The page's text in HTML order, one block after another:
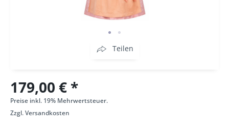
Teilen
179,00 € *
Preise inkl. 19% Mehrwertsteuer.
Zzgl.Versandkosten